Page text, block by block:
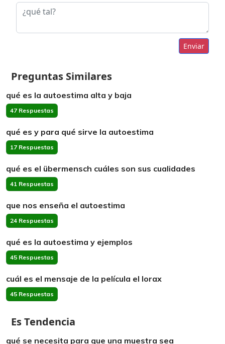
Enviar
Preguntas Similares
qué es la autoestima alta y baja
47 Respuestas
qué es y para qué sirve la autoestima
17 Respuestas
qué es el übermensch cuáles son sus cualidades
41 Respuestas
que nos enseña el autoestima
24 Respuestas
qué es la autoestima y ejemplos
45 Respuestas
cuál es el mensaje de la película el lorax
45 Respuestas
Es Tendencia
qué se necesita para que una muestra sea